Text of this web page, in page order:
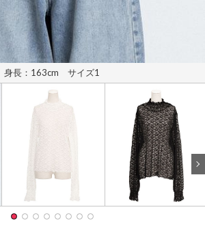
身長：163cm サイズ1